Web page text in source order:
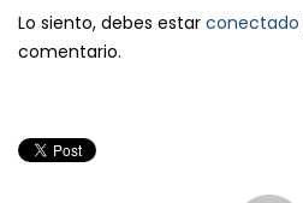
Lo siento, debes estar conectado
comentario.